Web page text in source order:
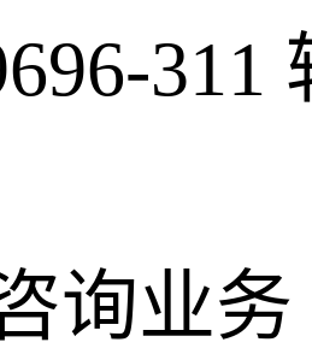
311
询业务